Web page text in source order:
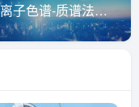
利用离子色谱-质谱法分析一种小分子有机酸的杂质